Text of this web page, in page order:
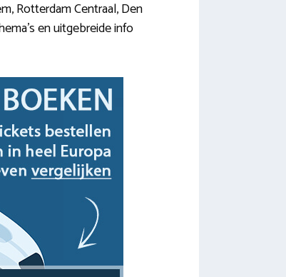
Rotterdam Centraal, Den
en uitgebreide info